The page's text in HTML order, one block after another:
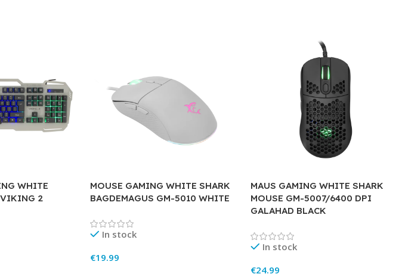
WHITE
VIKING 2
MOUSE GAMING WHITE SHARK
BAGDEMAGUS GM-5010 WHITE
In stock
€19.99
MAUS GAMING WHITE SHARK
MOUSE GM-5007/6400 DPI
GALAHAD BLACK
In stock
€24.99